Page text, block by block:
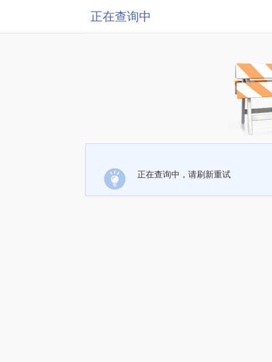
正在查询中
正在查询中，请刷新重试